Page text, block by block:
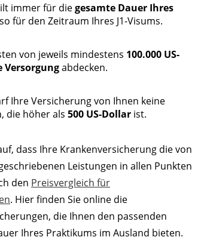
immer für diegesamte Dauer Ihres
für den Zeitraum Ihres J1-Visums.
von jeweils mindestens 100.000 US-
Versorgungabdecken.
Ihre Versicherung von Ihnen keine
die höher als 500 US-Dollar ist.
dass Ihre Krankenversicherung die von
Leistungen in allen Punkten
den Preisvergleich für
. Hier finden Sie online die
die Ihnen den passenden
Ihres Praktikums im Ausland bieten.